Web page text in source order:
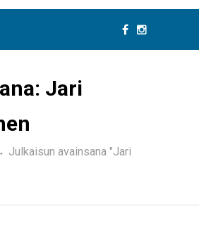
Jari
Julkaisun avainsana "Jari